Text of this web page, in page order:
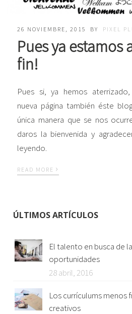
26 NOVIEMBRE, 2015 BY PIXEL
Pues ya estamos
fin!
Pues si, ya hemos aterrizado,
nueva página también éste
única manera que se nos
daros la bienvenida y
leyendo.
READ MORE ›
ÚLTIMOS ARTÍCULOS
El talento en busca de
oportunidades
28 abril, 2016
Los currículums menos
creativos